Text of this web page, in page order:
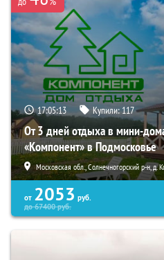
17:05:11 Купили: 117
От 3 дней отдыха в мини-
«Компонент» в Подмосковье
Московская обл., Солнечногорский р-н, д.
от 2053 руб.
до67400руб.